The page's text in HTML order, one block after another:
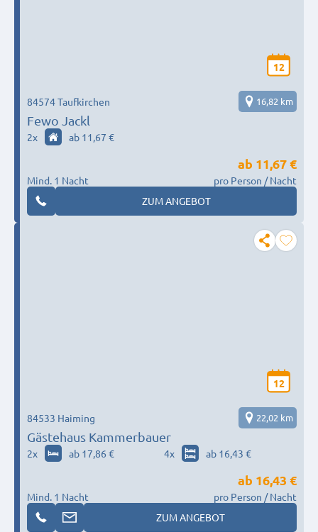
12
Fewo Jackl
84574 Taufkirchen 16,82 km
2x ab 11,67 €
Mind. 1 Nacht
ab 11,67 €
pro Person / Nacht
ZUM ANGEBOT
12
Gästehaus Kammerbauer
84533 Haiming 22,02 km
2x ab 17,86 € 4x ab 16,43 €
Mind. 1 Nacht
ab 16,43 €
pro Person / Nacht
ZUM ANGEBOT